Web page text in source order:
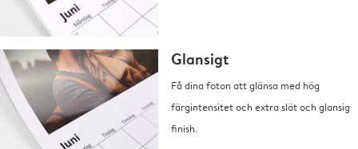
Glansigt
Få dina foton att glänsa med hög
färgintensitet och extra slät och glansig
finish.